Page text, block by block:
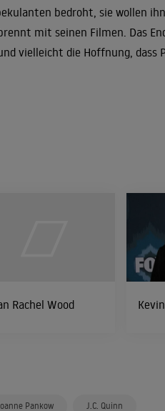
bedroht, sie wollen
mit seinen Filmen. Das
vielleicht die Hoffnung,
Rachel Wood
Pankow J.C. Quinn